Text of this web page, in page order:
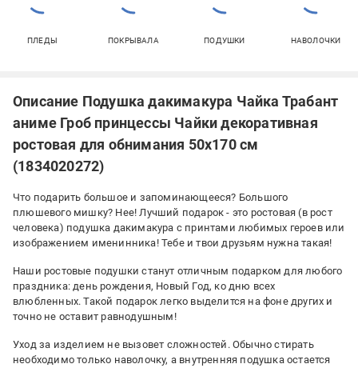
ПЛЕДЫ ПОКРЫВАЛА ПОДУШКИ НАВОЛОЧКИ
Описание Подушка дакимакура Чайка Трабант
аниме Гроб принцессы Чайки декоративная
ростовая для обнимания 50x170 см
(1834020272)
Что подарить большое и запоминающееся? Большого
плюшевого мишку? Нее! Лучший подарок - это ростовая (в рост
человека) подушка дакимакура с принтами любимых героев или
изображением именинника! Тебе и твои друзьям нужна такая!
Наши ростовые подушки станут отличным подарком для любого
праздника: день рождения, Новый Год, ко дню всех
влюбленных. Такой подарок легко выделится на фоне других и
точно не оставит равнодушным!
Уход за изделием не вызовет сложностей. Обычно стирать
необходимо только наволочку, а внутренняя подушка остается